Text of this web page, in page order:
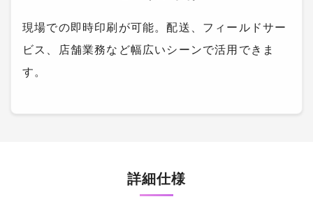
現場での即時印刷が可能。配送、フィールドサー
ビス、店舗業務など幅広いシーンで活用できま
す。
詳細仕様